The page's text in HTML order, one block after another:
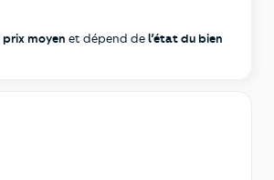
prix moyen et dépend del’état du bien